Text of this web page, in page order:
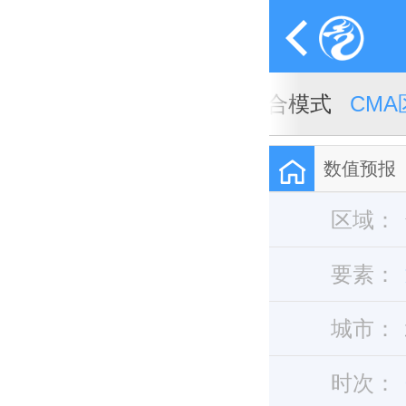
CMA全球集合模式 CMA
数值预报
区域：
要素：
城市：
时次：